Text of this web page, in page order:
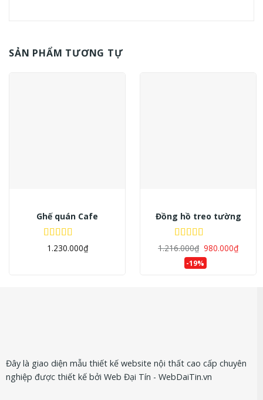
SẢN PHẨM TƯƠNG TỰ
Ghế quán Cafe
Được xếp
5
1.230.000₫
-19%
Đồng hồ treo tường
Được xếp
hạng5.00
sao
1.216.000₫ 980.000₫
Đây là giao diện mẫu thiết kế website nội thất cao cấp chuyên
nghiệp được thiết kế bởi Web Đại Tín - WebDaiTin.vn